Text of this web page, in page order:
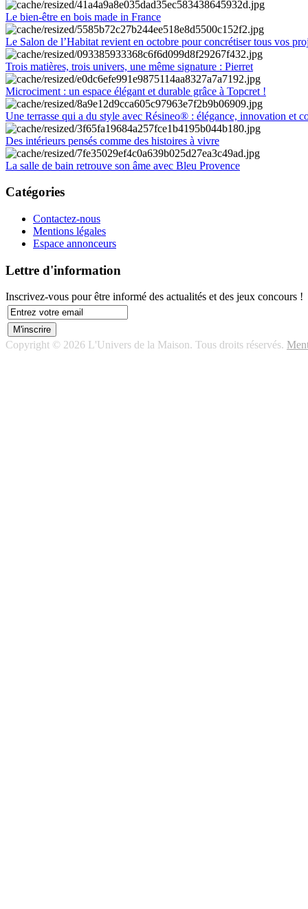
Le bien-être en bois made in France
Le Salon de l’Habitat revient en octobre pour concrétiser tous vos
Trois matières, trois univers, une même signature : Pierret
Microciment : un espace élégant et durable grâce à Topcret !
Une terrasse qui a du style avec Résineo® : élégance, innovation et
Des intérieurs pensés comme des histoires à vivre
La salle de bain retrouve son âme avec Bleu Provence
Catégories
Contactez-nous
Mentions légales
Espace annonceurs
Lettre d'information
Inscrivez-vous pour être informé des actualités et des jeux concours !
Copyright © 2026 L'Univers de la Maison. Tous droits réservés.